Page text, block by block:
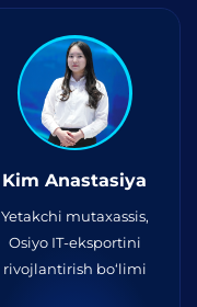
Kim Anastasiya
Yetakchi mutaxassis,
Osiyo IT-eksportini
rivojlantirish bo‘limi